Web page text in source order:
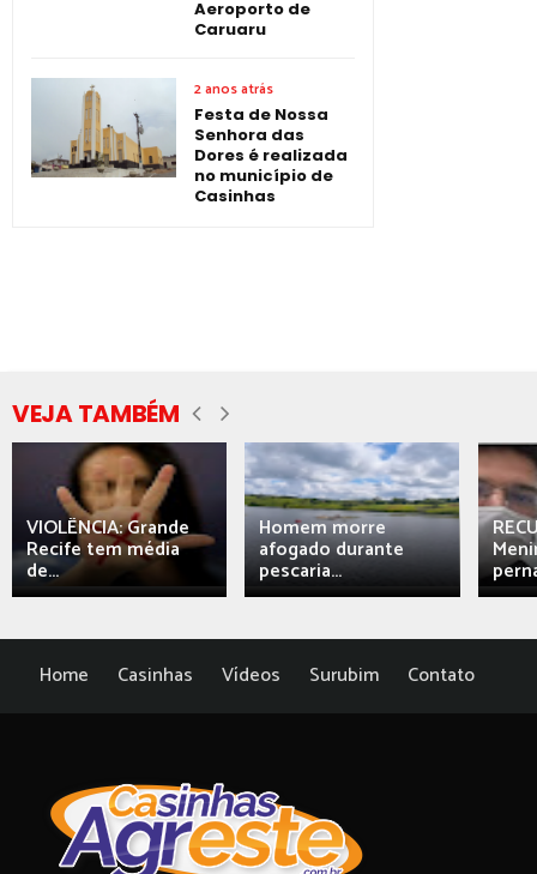
Aeroporto de
Caruaru
2 anos atrás
Festa de Nossa
Senhora das
Dores é realizada
no município de
Casinhas
VEJA TAMBÉM
VIOLÊNCIA: Grande
Recife tem média
de...
Homem morre
afogado durante
pescaria...
Home Casinhas Vídeos Surubim Contato